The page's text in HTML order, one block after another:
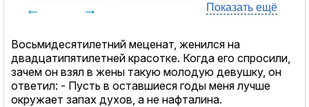
← → Показать ещё
Восьмидесятилетний меценат, женился на
двадцатипятилетней красотке. Когда его спросили,
зачем он взял в жены такую молодую девушку, он
ответил: - Пусть в оставшиеся годы меня лучше
окружает запах духов, а не нафталина.